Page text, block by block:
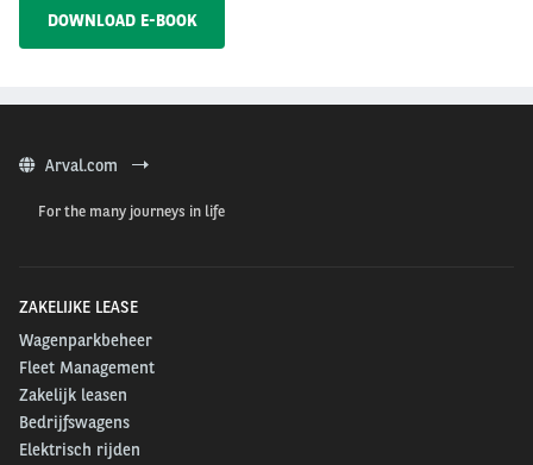
Arval.com
For the many journeys in life
ZAKELIJKE LEASE
Wagenparkbeheer
Fleet Management
Zakelijk leasen
Bedrijfswagens
Elektrisch rijden